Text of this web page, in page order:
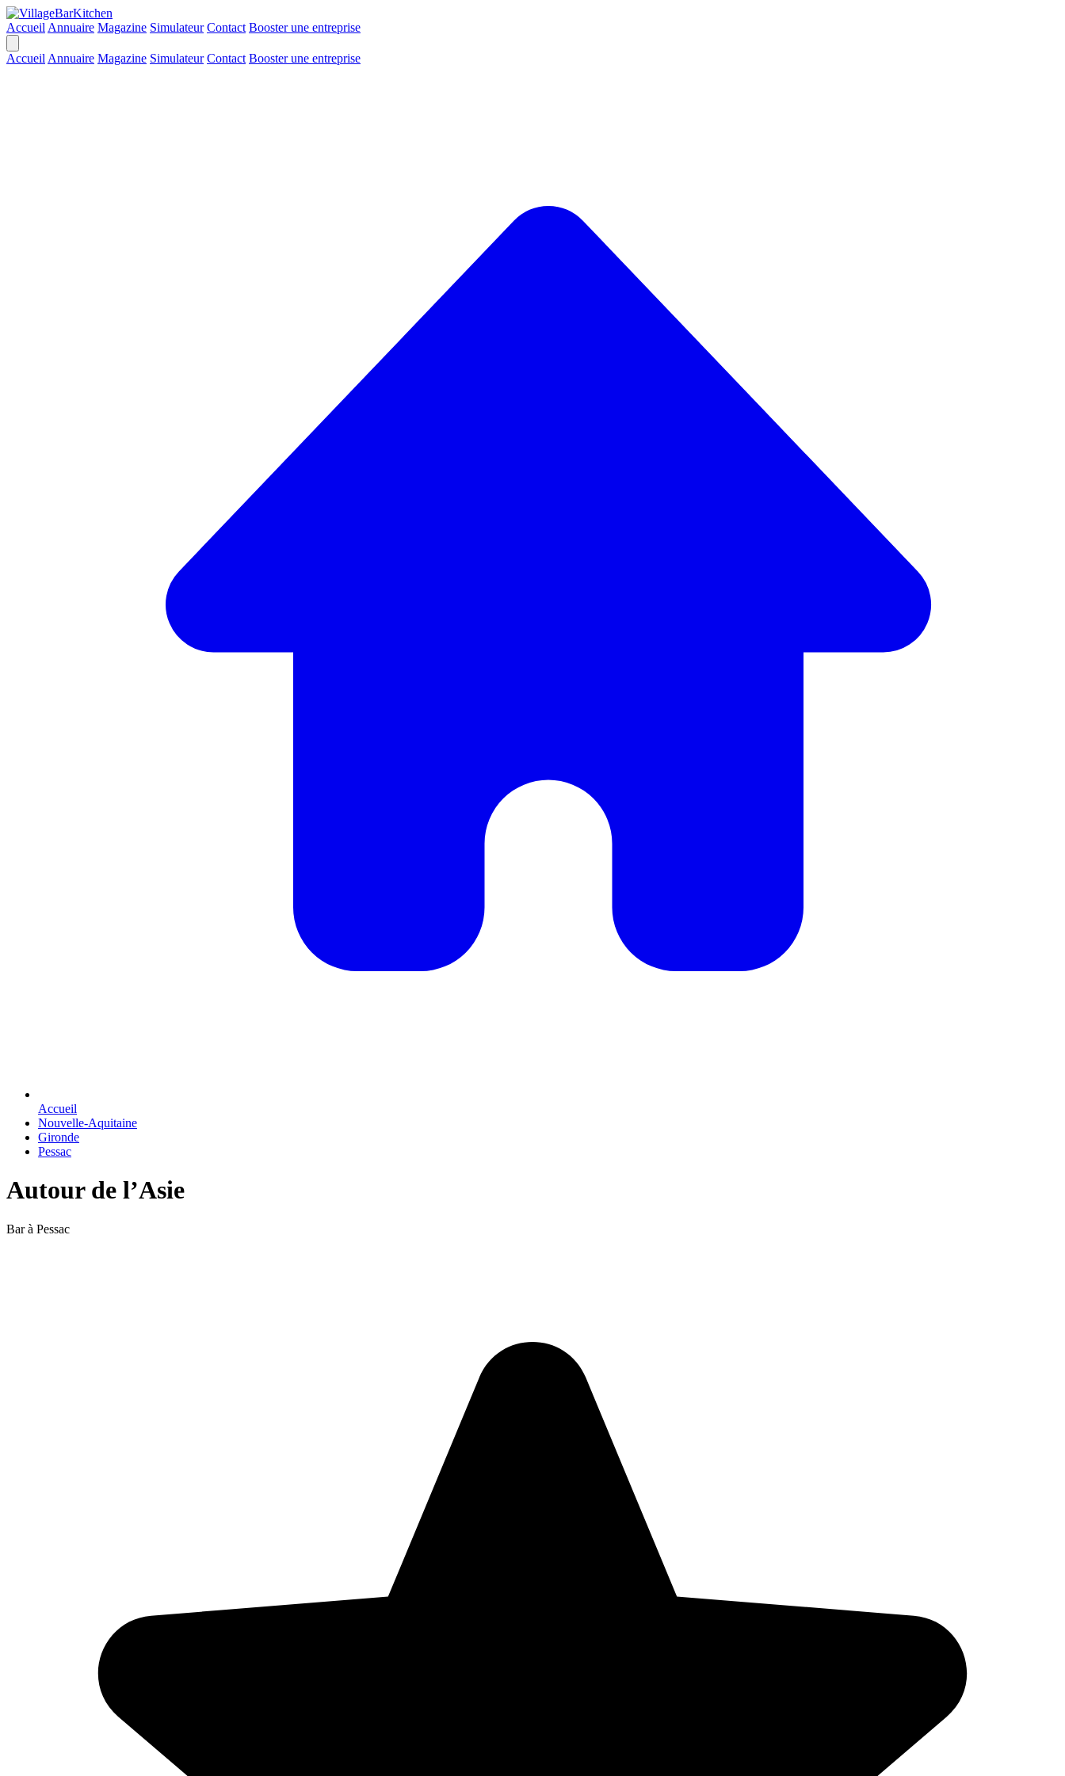
Accueil Annuaire Magazine Simulateur Contact Booster une entreprise
Accueil Annuaire Magazine Simulateur Contact Booster une entreprise
Accueil
Nouvelle-Aquitaine
Gironde
Pessac
Autour de l’Asie
Bar à Pessac